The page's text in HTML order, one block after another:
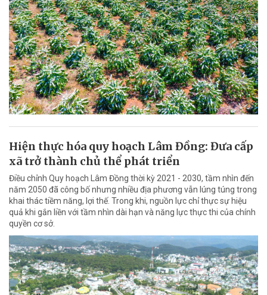
Hiện thực hóa quy hoạch Lâm Đồng: Đưa cấp
xã trở thành chủ thể phát triển
Điều chỉnh Quy hoạch Lâm Đồng thời kỳ 2021 - 2030, tầm nhìn đến
năm 2050 đã công bố nhưng nhiều địa phương vẫn lúng túng trong
khai thác tiềm năng, lợi thế. Trong khi, nguồn lực chỉ thực sự hiệu
quả khi gắn liền với tầm nhìn dài hạn và năng lực thực thi của chính
quyền cơ sở.